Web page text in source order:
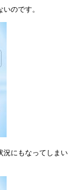
のです。
況にもなってしまい